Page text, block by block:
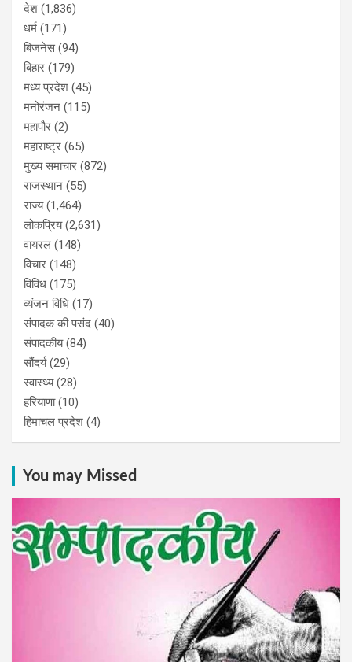
देश (1,836)
धर्म (171)
बिजनेस(94)
बिहार (179)
मध्य प्रदेश (45)
मनोरंजन (115)
महापौर (2)
महाराष्ट्र (65)
मुख्य समाचार (872)
राजस्थान (55)
राज्य(1,464)
लोकप्रिय(2,631)
वायरल (148)
विचार (148)
विविध (175)
व्यंजन विधि (17)
संपादक की पसंद (40)
संपादकीय(84)
सौंदर्य(29)
स्वास्थ्य(28)
हरियाणा(10)
हिमाचल प्रदेश (4)
You may Missed